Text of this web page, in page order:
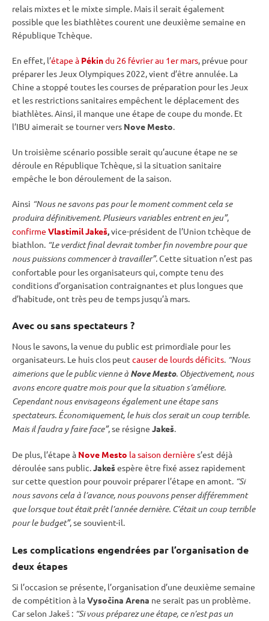
relais mixtes et le mixte simple. Mais il serait également
possible que les biathlètes courent une deuxième semaine en
République Tchèque.
En effet, l’étape à Pékindu 26 février au 1er mars, prévue pour
préparer lesJeux Olympiques 2022, vient d’être annulée. La
Chine a stoppé toutes les courses de préparation pour les Jeux
et les restrictions sanitaires empêchent le déplacement des
biathlètes. Ainsi, il manque une étape de coupe du monde. Et
l’IBU aimerait se tourner vers Nove Mesto.
Un troisième scénario possible serait qu’aucune étape ne se
déroule en République Tchèque, si la situation sanitaire
empêche le bon déroulement de la saison.
Ainsi “Nous ne savons pas pour le moment comment cela se
produira définitivement. Plusieurs variables entrent en jeu”,
confirme Vlastimil Jakeš,vice-président de l’Union tchèque de
biathlon. “Le verdict final devrait tomber fin novembre pour que
nous puissions commencer à travailler”.Cette situation n’est pas
confortable pour les organisateurs qui, compte tenu des
conditions d’organisation contraignantes et plus longues que
d’habitude, ont très peu de temps jusqu’à mars.
Avec ou sans spectateurs ?
Nous le savons, la venue du public est primordiale pour les
organisateurs. Le huis clos peut causer de lourds déficits. “Nous
aimerions que le public vienne à Nove Mesto. Objectivement, nous
avons encore quatre mois pour que la situation s’améliore.
Cependant nous envisageons également une étape sans
spectateurs. Économiquement, le huis clos serait un coup terrible.
Mais il faudra y faire face”, se résigne Jakeš.
De plus, l’étape à Nove Mesto la saison dernière s’est déjà
déroulée sans public.Jakešespère être fixé assez rapidement
sur cette question pour pouvoir préparer l’étape en amont. “Si
nous savons cela à l’avance, nous pouvons penser différemment
que lorsque tout était prêt l’année dernière. C’était un coup terrible
pour le budget”, se souvient-il.
Les complications engendrées par l’organisation de
deux étapes
Si l’occasion se présente, l’organisation d’une deuxième semaine
de compétition à laVysočina Arena ne serait pas un problème.
Car selon Jakeš : “Si vous préparez une étape, ce n’est pas un